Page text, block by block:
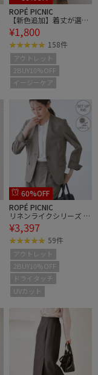
ROPÉ PICNIC
【新色追加】着丈が選べ
るクルーネックサイドス
リットニットプルオーバ
ー/イージーケア
¥1,800
158件
アウトレット
2BUY10%OFF
イージーケア
60%OFF
ROPÉ PICNIC
リネンライクシリーズ ド
ライタッチノーラペルジ
ャケット/UVカット
¥3,397
59件
アウトレット
2BUY10%OFF
ドライタッチ
UVカット